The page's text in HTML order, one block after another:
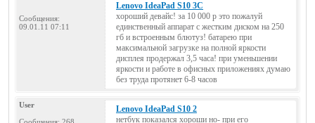
Сообщения:
09.01.11 07:11
Lenovo IdeaPad S10 3C
хороший девайс! за 10 000 р это пожалуй
единственный аппарат с жестким диском на 250
гб и встроенным блютуз! батарею при
максимальной загрузке на полной яркости
дисплея продержал 3,5 часа! при уменьшении
яркости и работе в офисных приложениях думаю
без труда протянет 6-8 часов
User
Lenovo IdeaPad S10 2
нетбук показался хороши но- при его